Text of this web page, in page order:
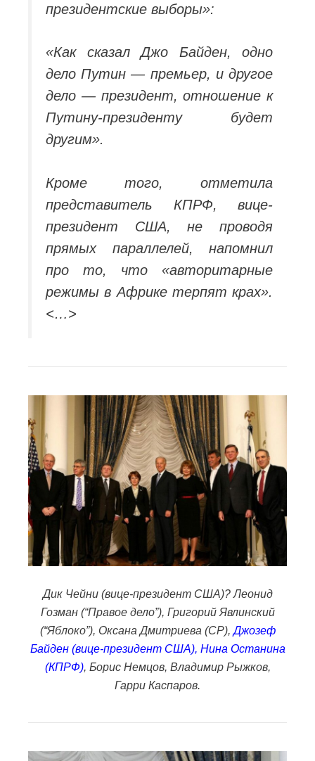
президентские выборы»:
«Как сказал Джо Байден, одно
дело Путин — премьер, и другое
дело — президент, отношение к
Путину-президенту будет
другим».
Кроме того, отметила
представитель КПРФ, вице-
президент США, не проводя
прямых параллелей, напомнил
про то, что «авторитарные
режимы в Африке терпят крах».
<…>
Дик Чейни (вице-президент США)? Леонид
Гозман (“Правое дело”), Григорий Явлинский
(“Яблоко”), Оксана Дмитриева (СР),Джозеф
Байден (вице-президент США), Нина Останина
(КПРФ), Борис Немцов, Владимир Рыжков,
Гарри Каспаров.